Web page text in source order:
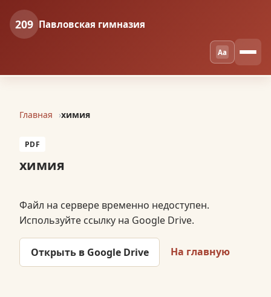
209 Павловская гимназия
Aa
Главная химия
PDF
химия
Файл на сервере временно недоступен.
Используйте ссылку на Google Drive.
Открыть в Google Drive На главную